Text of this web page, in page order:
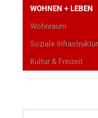
WOHNEN + LEBEN
Wohnraum
Soziale Infrastruktur
Kultur & Freizeit